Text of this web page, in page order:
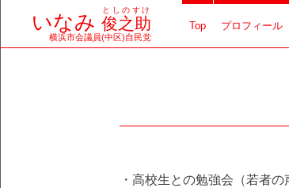
ン
いなみ 俊之助
としのすけ
横浜市会議員(中区)自民党
Top プロフィール
・高校生との勉強会（若者の